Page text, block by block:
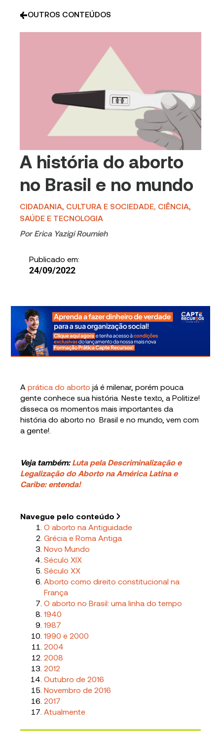
OUTROS CONTEÚDOS
A história do aborto
no Brasil e no mundo
CIDADANIA, CULTURA E SOCIEDADE CIÊNCIA,
SAÚDE E TECNOLOGIA
Por Erica Yazigi Roumieh
Publicado em:
24/09/2022
Aprática do aborto já é milenar, porém pouca
gente conhece sua história. Neste texto, a Politize!
disseca os momentos mais importantes da
história do aborto no Brasil e no mundo, vem com
a gente!.
Veja também: Luta pela Descriminalização e
Legalização do Aborto na América Latina e
Caribe: entenda!
Navegue pelo conteúdo
O aborto na Antiguidade
Grécia e Roma Antiga
Novo Mundo
Século XIX
Século XX
Aborto como direito constitucional na
França
O aborto no Brasil: uma linha do tempo
1940
1987
1990 e 2000
2004
2008
2012
Outubro de 2016
Novembro de 2016
2017
Atualmente